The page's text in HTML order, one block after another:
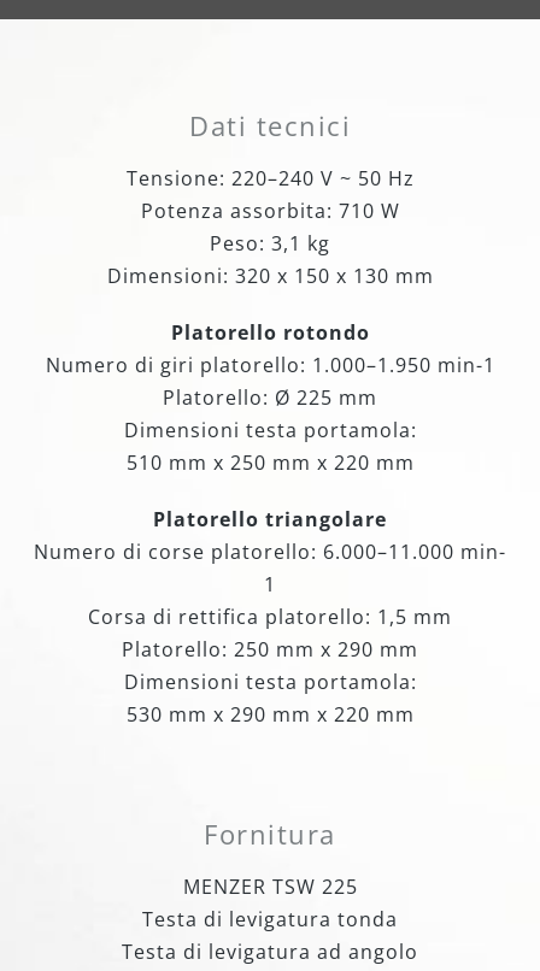
Dati tecnici
Tensione: 220–240 V ~ 50 Hz
Potenza assorbita: 710 W
Peso: 3,1 kg
Dimensioni: 320 x 150 x 130 mm
Platorello rotondo
Numero di giri platorello: 1.000–1.950 min-1
Platorello: Ø 225 mm
Dimensioni testa portamola:
510 mm x 250 mm x 220 mm
Platorello triangolare
Numero di corse platorello: 6.000–11.000 min-
1
Corsa di rettifica platorello: 1,5 mm
Platorello: 250 mm x 290 mm
Dimensioni testa portamola:
530 mm x 290 mm x 220 mm
Fornitura
MENZER TSW 225
Testa di levigatura tonda
Testa di levigatura ad angolo